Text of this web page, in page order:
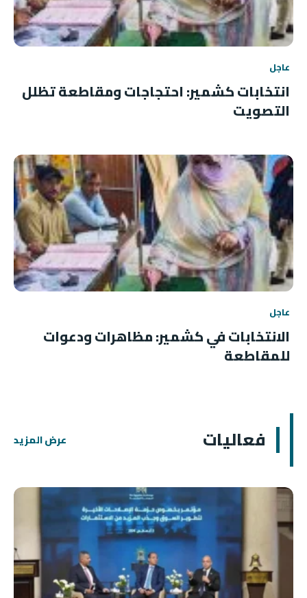
عاجل
انتخابات كشمير: احتجاجات ومقاطعة تظلل
التصويت
عاجل
الانتخابات في كشمير: مظاهرات ودعوات
للمقاطعة
فعاليات عرض المزيد